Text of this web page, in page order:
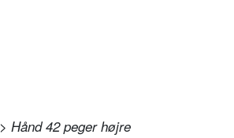
> Hånd 42 peger højre